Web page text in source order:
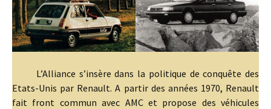
L’Alliance s’insère dans la politique de conquête des
Etats-Unis par Renault. A partir des années 1970, Renault
fait front commun avec AMC et propose des véhicules